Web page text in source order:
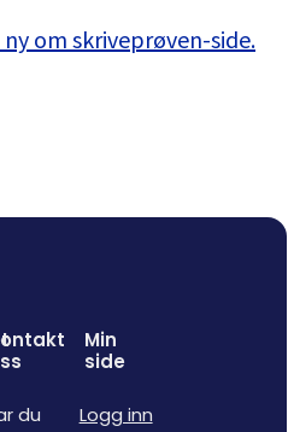
om skriveprøven-side.
du
Min
side
Logg inn